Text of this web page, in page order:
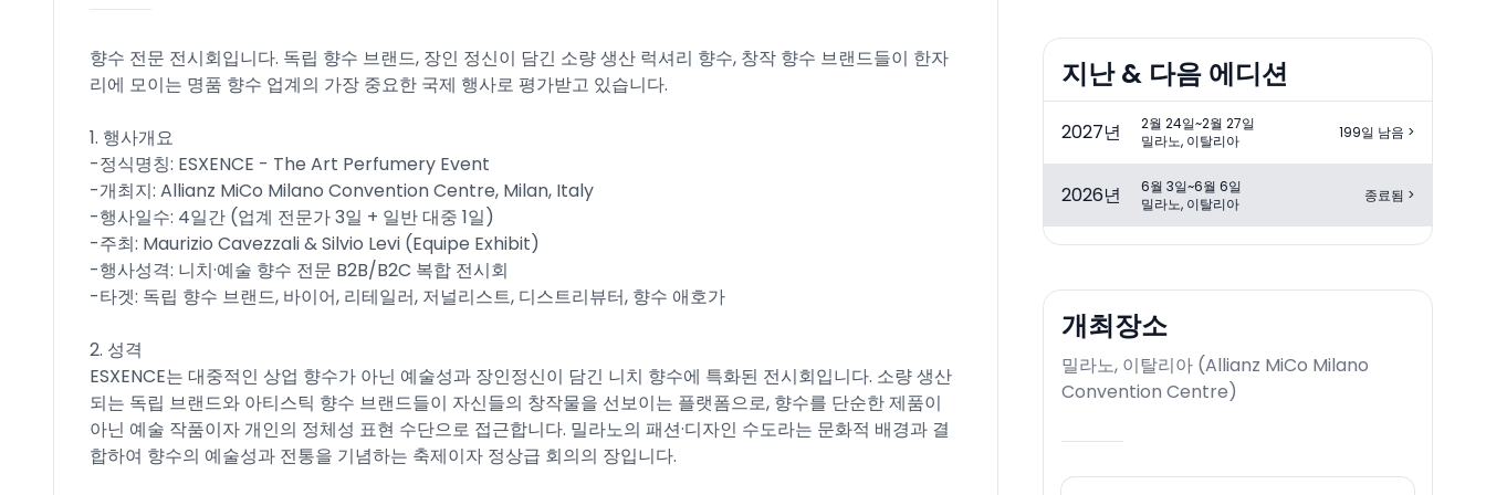
향수 전문 전시회입니다. 독립 향수 브랜드, 장인 정신이 담긴 소량 생산 럭셔리 향수, 창작 향수 브랜드들이 한자
리에 모이는 명품 향수 업계의 가장 중요한 국제 행사로 평가받고 있습니다.​
1. 행사개요
-정식명칭: ESXENCE - The Art Perfumery Event​
-개최지: Allianz MiCo Milano Convention Centre, Milan, Italy​
-행사일수: 4일간 (업계 전문가 3일 + 일반 대중 1일)​
-주최: Maurizio Cavezzali & Silvio Levi (Equipe Exhibit)​
-행사성격: 니치·예술 향수 전문 B2B/B2C 복합 전시회​
-타겟: 독립 향수 브랜드, 바이어, 리테일러, 저널리스트, 디스트리뷰터, 향수 애호가​
2. 성격
ESXENCE는 대중적인 상업 향수가 아닌 예술성과 장인정신이 담긴 니치 향수에 특화된 전시회입니다. 소량 생산
되는 독립 브랜드와 아티스틱 향수 브랜드들이 자신들의 창작물을 선보이는 플랫폼으로, 향수를 단순한 제품이
아닌 예술 작품이자 개인의 정체성 표현 수단으로 접근합니다. 밀라노의 패션·디자인 수도라는 문화적 배경과 결
합하여 향수의 예술성과 전통을 기념하는 축제이자 정상급 회의의 장입니다.​
지난 & 다음 에디션
2027년
2월 24일~2월 27일
밀라노, 이탈리아
199일 남음 >
2026년
6월 3일~6월 6일
밀라노, 이탈리아
종료됨 >
개최장소
밀라노, 이탈리아(Allianz MiCo Milano
Convention Centre)